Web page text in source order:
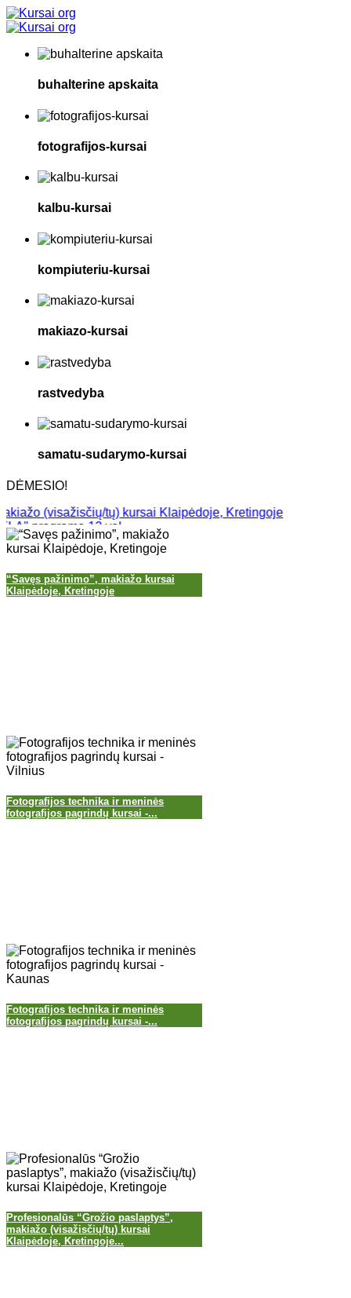
buhalterine apskaita
fotografijos-kursai
kalbu-kursai
kompiuteriu-kursai
makiazo-kursai
rastvedyba
samatu-sudarymo-kursai
DĖMESIO!
(visažisčių/tų) kursai Klaipėdoje, Kretingoje
12 val.
mokymai + DOVANA: Jūsų verslo marketingo strategija
Kretingoje
“Savęs pažinimo”, makiažo kursai
Klaipėdoje, Kretingoje
Fotografijos technika ir meninės
fotografijos pagrindų kursai -...
Fotografijos technika ir meninės
fotografijos pagrindų kursai -...
Profesionalūs “Grožio paslaptys”,
makiažo (visažisčių/tų) kursai
Klaipėdoje, Kretingoje...